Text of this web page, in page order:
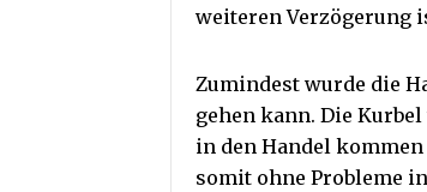
weiteren Verzögerung
Zumindest wurde die
gehen kann. Die
in den Handel
somit ohne Probleme